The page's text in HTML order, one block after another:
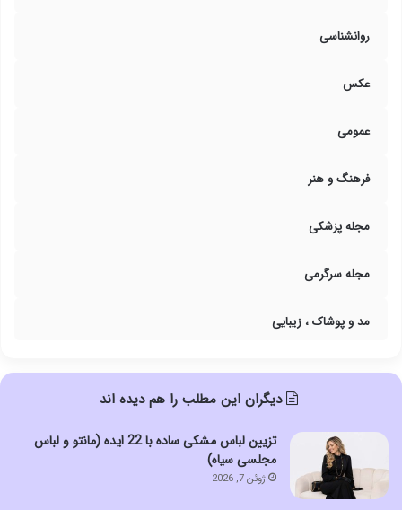
روانشناسی
عکس
عمومی
فرهنگ و هنر
مجله پزشکی
مجله سرگرمی
مد و پوشاک ، زیبایی
دیگران این مطلب را هم دیده اند
تزیین لباس مشکی ساده با 22 ایده (مانتو و لباس
مجلسی سیاه)
ژوئن 7, 2026